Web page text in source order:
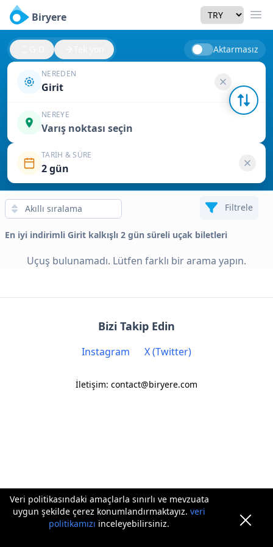
Veri politikasındaki amaçlarla sınırlı ve mevzuata
uygun şekilde çerez konumlandırmaktayız.veri
politikamızı inceleyebilirsiniz.
Biryere Currency
Aktarmasız
NEREDEN
Girit
NEREYE
Varış noktası seçin
TARIH & SÜRE
2 gün
Filtrele
En iyi indirimli Girit kalkışlı 2 gün süreli uçak biletleri
Uçuş bulunamadı. Lütfen farklı bir arama yapın.
Bizi Takip Edin
Instagram X (Twitter)
İletişim: contact@biryere.com